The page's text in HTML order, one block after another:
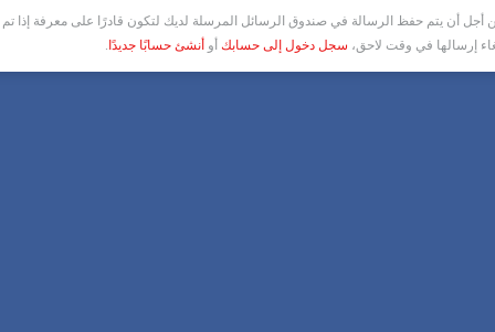
أن يتم حفظ الرسالة في صندوق الرسائل المرسلة لديك لتكون قادرًا على معرفة إذا تم
إرسالها في وقت لاحق، سجل دخول إلى حسابك أو أنشئ حسابًا جديدًا .